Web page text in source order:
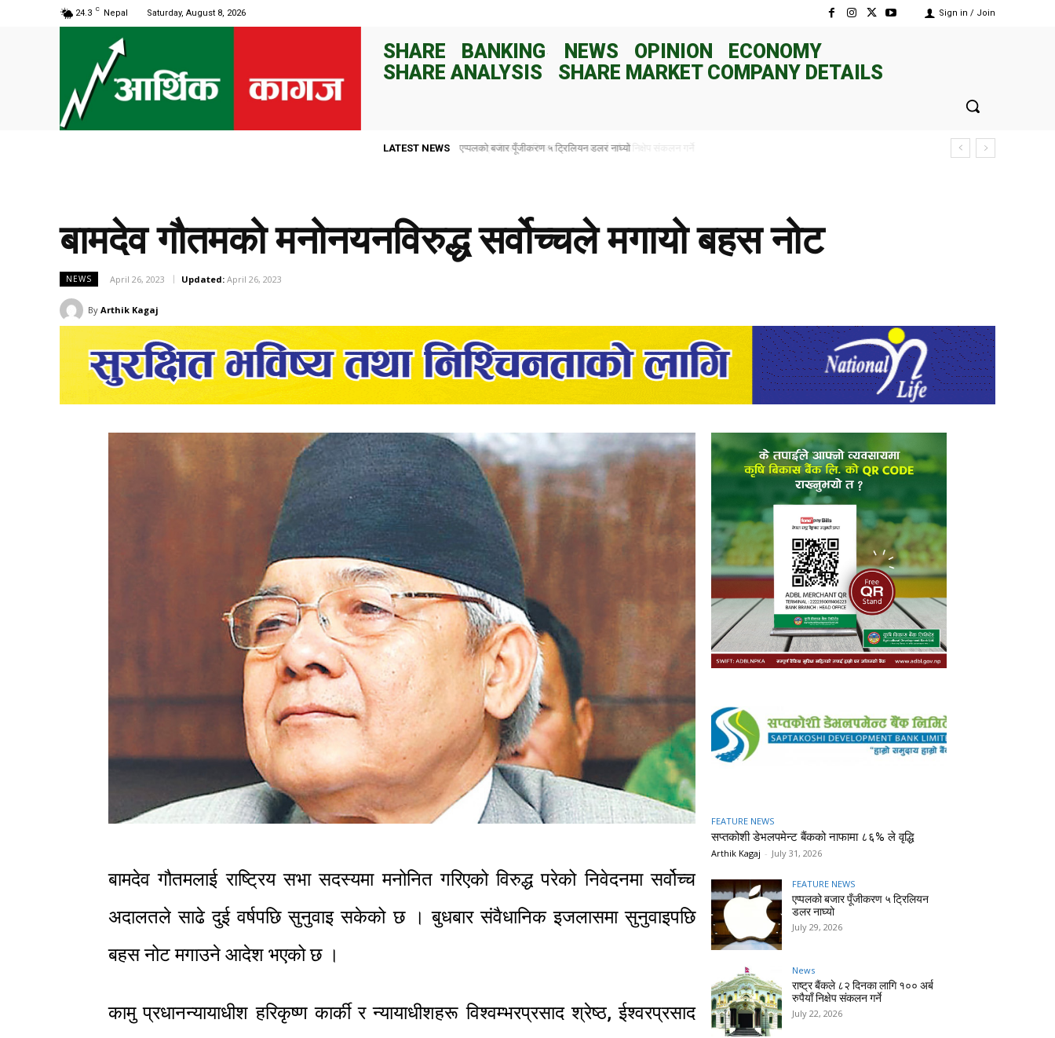
24.3 C Nepal Saturday, August 8, 2026 Sign in / Join
SHARE BANKING NEWS OPINION
ECONOMY
SHARE ANALYSIS
SHARE MARKET COMPANY DETAILS
LATEST NEWS राष्ट्र बैंकले ८२ दिनका लागि १०० अर्ब रुपैयाँ निक्षेप संकलन गर्ने
बामदेव गौतमको मनोनयनविरुद्ध सर्वोच्चले मगायो बहस नोट
NEWS April 26, 2023 Updated: April 26, 2023
By Arthik Kagaj
बामदेव गौतमलाई राष्ट्रिय सभा सदस्यमा मनोनित गरिएको विरुद्ध परेको निवेदनमा सर्वोच्च
अदालतले साढे दुई वर्षपछि सुनुवाइ सकेको छ । बुधबार संवैधानिक इजलासमा सुनुवाइपछि
बहस नोट मगाउने आदेश भएको छ ।
कामु प्रधानन्यायाधीश हरिकृष्ण कार्की र न्यायाधीशहरू विश्वम्भरप्रसाद श्रेष्ठ, ईश्वरप्रसाद
FEATURE NEWS
सप्तकोशी डेभलपमेन्ट बैंकको नाफामा ८६% ले वृद्धि
Arthik Kagaj - July 31, 2026
FEATURE NEWS
एप्पलको बजार पूँजीकरण ५ ट्रिलियन
डलर नाघ्यो
July 29, 2026
News
राष्ट्र बैंकले ८२ दिनका लागि १०० अर्ब
रुपैयाँ निक्षेप संकलन गर्ने
July 22, 2026